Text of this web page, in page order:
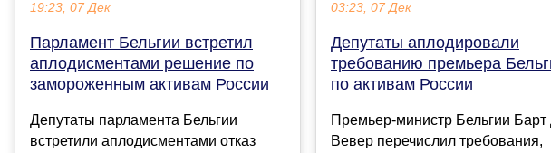
19:23, 07 Дек
Парламент Бельгии встретил
аплодисментами решение по
замороженным активам России
Депутаты парламента Бельгии
встретили аплодисментами отказ
03:23, 07 Дек
Депутаты аплодировали
требованию премьера
по активам России
Премьер-министр Бельгии Барт
Вевер перечислил требования,